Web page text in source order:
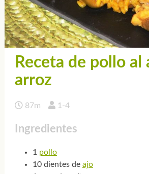
Receta de pollo al
arroz
87m 1-4
Ingredientes
1 pollo
10 dientes de ajo